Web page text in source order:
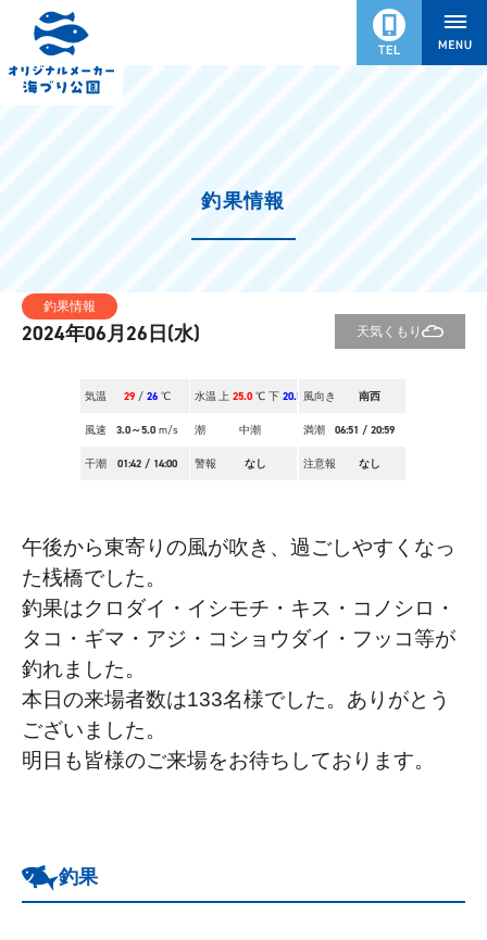
釣果情報
釣果情報
2024年06月26日(水) 天気くもり
気温 29 / 26 ℃ 水温 上 25.0 ℃ 下 20.5℃
風向き 南西
風速 3.0～5.0 m/s 潮 中潮 満潮 06:51 / 20:59
干潮 01:42 / 14:00 警報 なし 注意報 なし
午後から東寄りの風が吹き、過ごしやすくなっ
た桟橋でした。
釣果はクロダイ・イシモチ・キス・コノシロ・
タコ・ギマ・アジ・コショウダイ・フッコ等が
釣れました。
本日の来場者数は133名様でした。ありがとう
ございました。
明日も皆様のご来場をお待ちしております。
釣果